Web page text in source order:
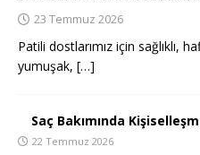
23 Temmuz 2026
Patili dostlarımız için sağlıklı,
yumuşak, […]
Saç Bakımında
22 Temmuz 2026